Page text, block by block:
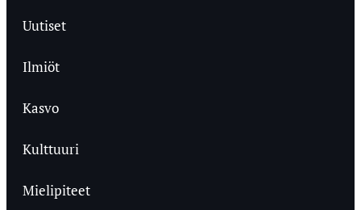
Uutiset
Ilmiöt
Kasvo
Kulttuuri
Mielipiteet